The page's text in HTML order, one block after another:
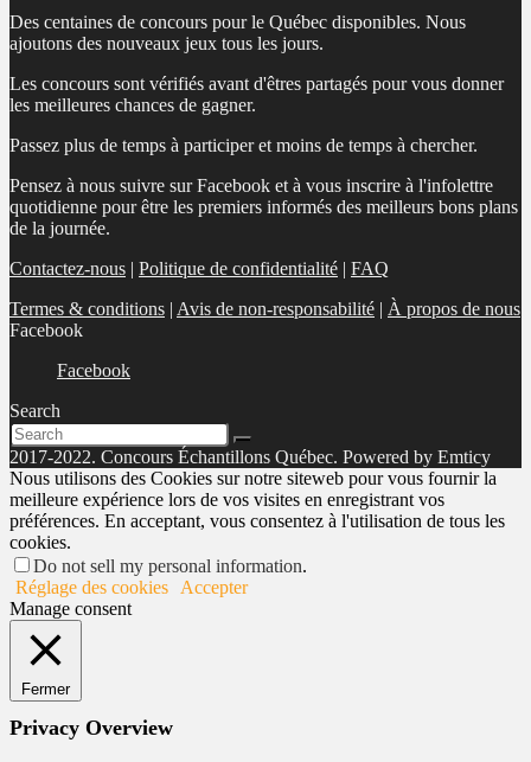
Des centaines de concours pour le Québec disponibles. Nous
ajoutons des nouveaux jeux tous les jours.
Les concours sont vérifiés avant d'êtres partagés pour vous donner
les meilleures chances de gagner.
Passez plus de temps à participer et moins de temps à chercher.
Pensez à nous suivre sur Facebook et à vous inscrire à l'infolettre
quotidienne pour être les premiers informés des meilleurs bons plans
de la journée.
Contactez-nous | Politique de confidentialité | FAQ
Termes & conditions | Avis de non-responsabilité | À propos de nous
Facebook
Facebook
Search
2017-2022. Concours Échantillons Québec. Powered by Emticy
Nous utilisons des Cookies sur notre siteweb pour vous fournir la
meilleure expérience lors de vos visites en enregistrant vos
préférences. En acceptant, vous consentez à l'utilisation de tous les
cookies.
Do not sell my personal information.
Réglage des cookies
Accepter
Manage consent
Fermer
Privacy Overview